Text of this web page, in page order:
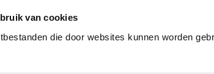
van cookies
die door websites kunnen worden